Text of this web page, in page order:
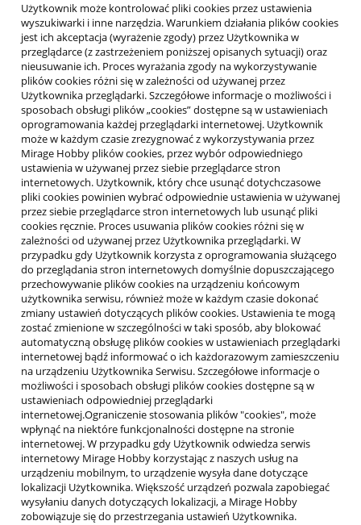
Użytkownik może kontrolować pliki cookies przez ustawienia
wyszukiwarki i inne narzędzia. Warunkiem działania plików cookies
jest ich akceptacja (wyrażenie zgody) przez Użytkownika w
przeglądarce (z zastrzeżeniem poniższej opisanych sytuacji) oraz
nieusuwanie ich. Proces wyrażania zgody na wykorzystywanie
plików cookies różni się w zależności od używanej przez
Użytkownika przeglądarki. Szczegółowe informacje o możliwości i
sposobach obsługi plików „cookies” dostępne są w ustawieniach
oprogramowania każdej przeglądarki internetowej. Użytkownik
może w każdym czasie zrezygnować z wykorzystywania przez
Mirage Hobby plików cookies, przez wybór odpowiedniego
ustawienia w używanej przez siebie przeglądarce stron
internetowych. Użytkownik, który chce usunąć dotychczasowe
pliki cookies powinien wybrać odpowiednie ustawienia w używanej
przez siebie przeglądarce stron internetowych lub usunąć pliki
cookies ręcznie. Proces usuwania plików cookies różni się w
zależności od używanej przez Użytkownika przeglądarki. W
przypadku gdy Użytkownik korzysta z oprogramowania służącego
do przeglądania stron internetowych domyślnie dopuszczającego
przechowywanie plików cookies na urządzeniu końcowym
użytkownika serwisu, również może w każdym czasie dokonać
zmiany ustawień dotyczących plików cookies. Ustawienia te mogą
zostać zmienione w szczególności w taki sposób, aby blokować
automatyczną obsługę plików cookies w ustawieniach przeglądarki
internetowej bądź informować o ich każdorazowym zamieszczeniu
na urządzeniu Użytkownika Serwisu. Szczegółowe informacje o
możliwości i sposobach obsługi plików cookies dostępne są w
ustawieniach odpowiedniej przeglądarki
internetowej.Ograniczenie stosowania plików "cookies", może
wpłynąć na niektóre funkcjonalności dostępne na stronie
internetowej. W przypadku gdy Użytkownik odwiedza serwis
internetowy Mirage Hobby korzystając z naszych usług na
urządzeniu mobilnym, to urządzenie wysyła dane dotyczące
lokalizacji Użytkownika. Większość urządzeń pozwala zapobiegać
wysyłaniu danych dotyczących lokalizacji, a Mirage Hobby
zobowiązuje się do przestrzegania ustawień Użytkownika.